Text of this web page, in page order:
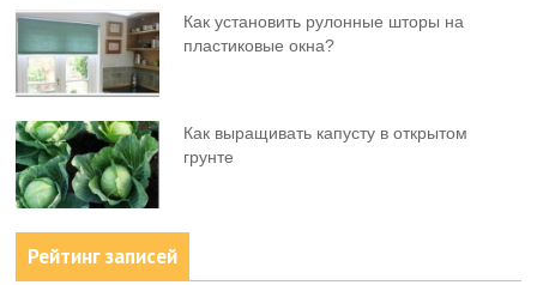
Как установить рулонные шторы на
пластиковые окна?
Как выращивать капусту в открытом
грунте
Рейтинг записей